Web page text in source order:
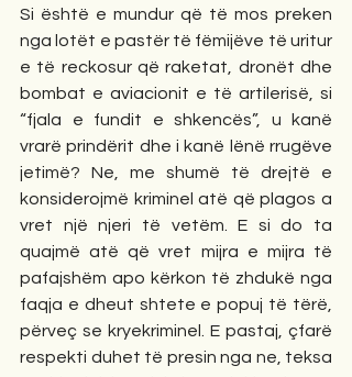
Si është e mundur që të mos preken
nga lotët e pastër të fëmijëve të uritur
e të reckosur që raketat, dronët dhe
bombat e aviacionit e të artilerisë, si
“fjala e fundit e shkencës”, u kanë
vrarë prindërit dhe i kanë lënë rrugëve
jetimë? Ne, me shumë të drejtë e
konsiderojmë kriminel atë që plagos a
vret një njeri të vetëm. E si do ta
quajmë atë që vret mijra e mijra të
pafajshëm apo kërkon të zhdukë nga
faqja e dheut shtete e popuj të tërë,
përveç se kryekriminel. E pastaj, çfarë
respekti duhet të presin nga ne, teksa